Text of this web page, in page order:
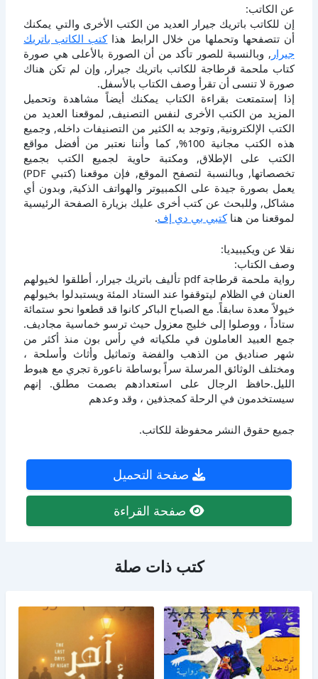
عن الكاتب:
إن للكاتب باتريك جيرار العديد من الكتب الأخرى والتي يمكنك
أن تتصفحها وتحملها من خلال الرابط هذاكتب الكاتب باتريك
جيرار , وبالنسبة للصور تأكد من أن الصورة بالأعلى هي صورة
كتاب ملحمة قرطاجة للكاتب باتريك جيرار, وإن لم تكن هناك
صورة لا تنسى أن تقرأ وصف الكتاب بالأسفل.
إذا إستمتعت بقراءة الكتاب يمكنك أيضاً مشاهدة وتحميل
المزيد من الكتب الأخرى لنفس التصنيف, لموقعنا العديد من
الكتب الإلكترونية, وتوجد به الكثير من التصنيفات داخله, وجميع
هذه الكتب مجانية 100%, كما وأننا نعتبر من أفضل مواقع
الكتب على الإطلاق, ومكتبة حاوية لجميع الكتب بجميع
تخصصاتها, وبالنسبة لتصفح الموقع, فإن موقعنا (كتبي PDF)
يعمل بصورة جيدة على الكمبيوتر والهواتف الذكية, وبدون أي
مشاكل, وللبحث عن كتب أخرى عليك بزيارة الصفحة الرئيسية
لموقعنا من هناكتبي بي دي إف.
نقلا عن ويكيبيديا:
وصف الكتاب:
رواية ملحمة قرطاجة pdf تأليف باتريك جيرار، أطلقوا لخيولهم
العنان في الظلام ليتوقفوا عند الستاد المئة ويستبدلوا بخيولهم
خيولاً معدة سابقاً. مع الصباح الباكر كانوا قد قطعوا نحو ستمائة
ستاداً ، ووصلوا إلى خليج معزول حيث ترسو خماسية مجاديف.
جمع العبيد العاملون في ملكياته في رأس بون منذ أكثر من
شهر صناديق من الذهب والفضة وتماثيل وأثاث وأسلحة ،
ومختلف الوثائق المرسلة سراً بوساطة ناعورة تجري مع هبوط
الليل.حافظ الرجال على استعدادهم بصمت مطلق. إنهم
سيستخدمون في الرحلة كمجذفين ، وقد وعدهم
جميع حقوق النشر محفوظة للكاتب.
صفحة التحميل
صفحة القراءة
كتب ذات صلة